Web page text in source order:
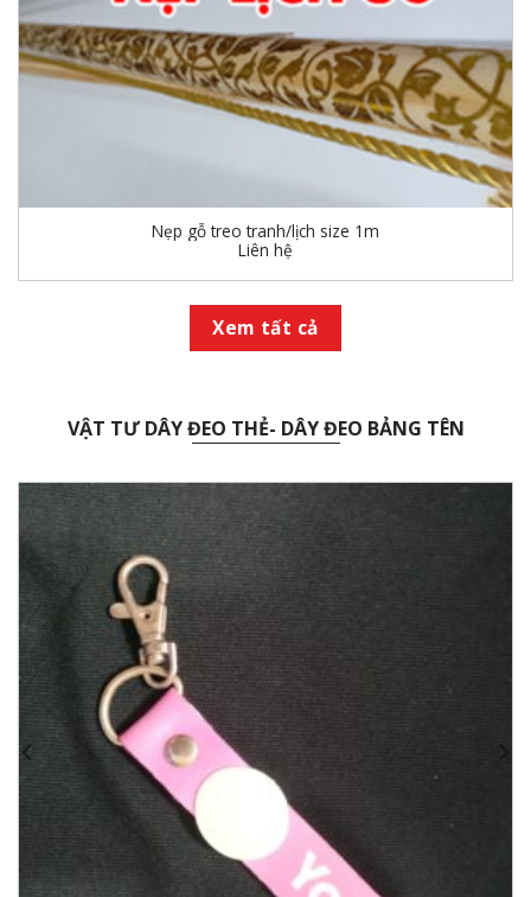
Nẹp gỗ treo tranh/lịch size 1m
Liên hệ
Xem tất cả
VẬT TƯ DÂY ĐEO THẺ- DÂY ĐEO BẢNG TÊN